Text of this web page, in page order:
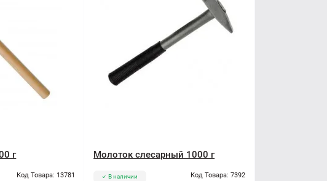
г
Код Товара: 13781
Молоток слесарный 1000 г
В наличии Код Товара: 7392